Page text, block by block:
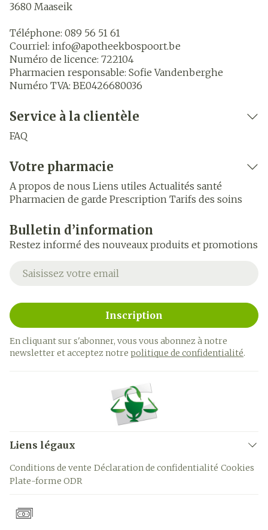
3680 Maaseik
Téléphone: 089 56 51 61
Courriel: info@apotheekbospoort.be
Numéro de licence: 722104
Pharmacien responsable: Sofie Vandenberghe
Numéro TVA: BE0426680036
Service à la clientèle
FAQ
Votre pharmacie
A propos de nous Liens utiles Actualités santé
Pharmacien de garde Prescription Tarifs des soins
Bulletin d’information
Restez informé des nouveaux produits et promotions
Adresse mail
Inscription
En cliquant sur s'abonner, vous vous abonnez à notre
newsletter et acceptez notre politique de confidentialité.
Liens légaux
Conditions de vente Déclaration de confidentialité Cookies
Plate-forme ODR